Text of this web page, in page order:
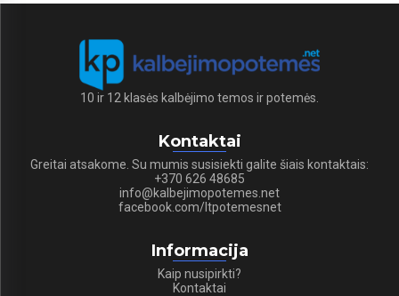
10 ir 12 klasės kalbėjimo temos ir potemės.
Kontaktai
Greitai atsakome. Su mumis susisiekti galite šiais kontaktais:
+370 626 48685
info@kalbejimopotemes.net
facebook.com/ltpotemesnet
Informacija
Kaip nusipirkti?
Kontaktai